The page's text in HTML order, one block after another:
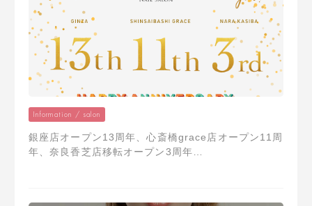
Information / salon
銀座店オープン13周年、心斎橋grace店オープン11周
年、奈良香芝店移転オープン3周年…